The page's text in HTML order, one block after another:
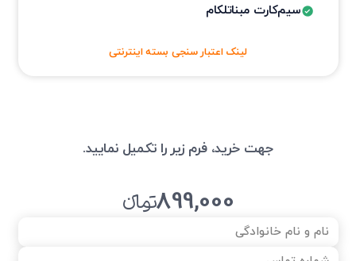
سیم‌کارت مبناتلکام
لینک اعتبار سنجی بسته اینترنتی
جهت خرید، فرم زیر را تکمیل نمایید.
899,000تومانءء